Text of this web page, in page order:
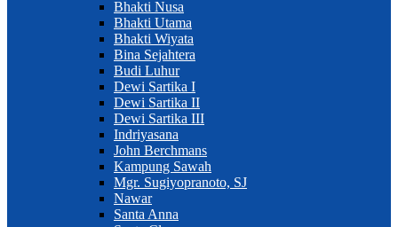
Bhakti Nusa
Bhakti Utama
Bhakti Wiyata
Bina Sejahtera
Budi Luhur
Dewi Sartika I
Dewi Sartika II
Dewi Sartika III
Indriyasana
John Berchmans
Kampung Sawah
Mgr. Sugiyopranoto, SJ
Nawar
Santa Anna